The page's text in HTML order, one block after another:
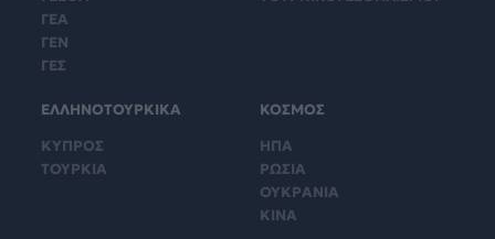
ΓΕΑ
ΓΕΝ
ΓΕΣ
ΕΛΛΗΝΟΤΟΥΡΚΙΚΑ
ΚΥΠΡΟΣ
ΤΟΥΡΚΙΑ
ΚΟΣΜΟΣ
ΗΠΑ
ΡΩΣΙΑ
ΟΥΚΡΑΝΙΑ
ΚΙΝΑ